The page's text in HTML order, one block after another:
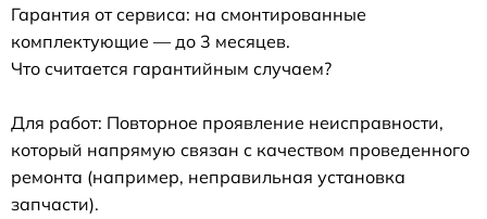
Гарантия от сервиса: на смонтированные
комплектующие — до 3 месяцев.
Что считается гарантийным случаем?
Для работ: Повторное проявление неисправности,
который напрямую связан с качеством проведенного
ремонта (например, неправильная установка
запчасти).